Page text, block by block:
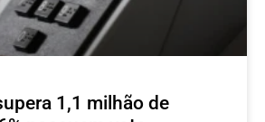
1,1 milhão de